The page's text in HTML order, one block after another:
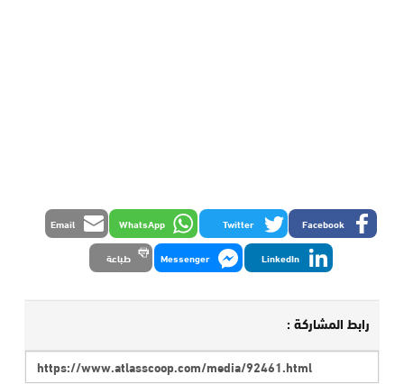
Facebook
Twitter
WhatsApp
Email
LinkedIn
Messenger طباعة
رابط المشاركة :